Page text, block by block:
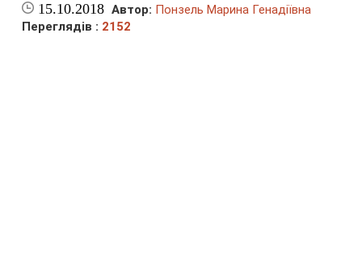
15.10.2018 Автор: Понзель Марина Генадіївна
Переглядів : 2152